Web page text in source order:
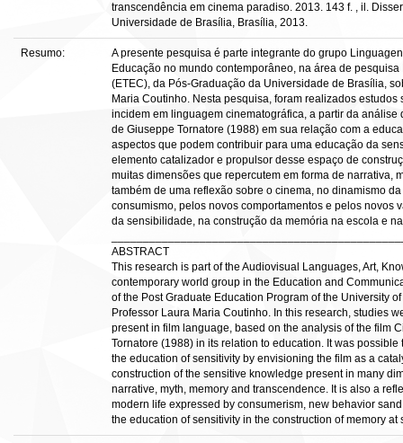
transcendência em cinema paradiso. 2013. 143 f. , il.
Universidade de Brasília, Brasília, 2013.
Resumo:
A presente pesquisa é parte integrante do grupo
Educação no mundo contemporâneo, na área de
(ETEC), da Pós-Graduação da Universidade de Brasília,
Maria Coutinho. Nesta pesquisa, foram realizados
incidem em linguagem cinematográfica, a partir da
de Giuseppe Tornatore (1988) em sua relação com a
aspectos que podem contribuir para uma educação da
elemento catalizador e propulsor desse espaço de
muitas dimensões que repercutem em forma de narrativa,
também de uma reflexão sobre o cinema, no dinamismo
consumismo, pelos novos comportamentos e pelos novos
da sensibilidade, na construção da memória na escola e
ABSTRACT
This research is part of the Audiovisual Languages, Art,
contemporary world group in the Education and
of the Post Graduate Education Program of the University
Professor Laura Maria Coutinho. In this research, studies
present in film language, based on the analysis of the film
Tornatore (1988) in its relation to education. It was
the education of sensitivity by envisioning the film as a
construction of the sensitive knowledge present in many
narrative, myth, memory and transcendence. It is also a
modern life expressed by consumerism, new behavior
the education of sensitivity in the construction of memory at